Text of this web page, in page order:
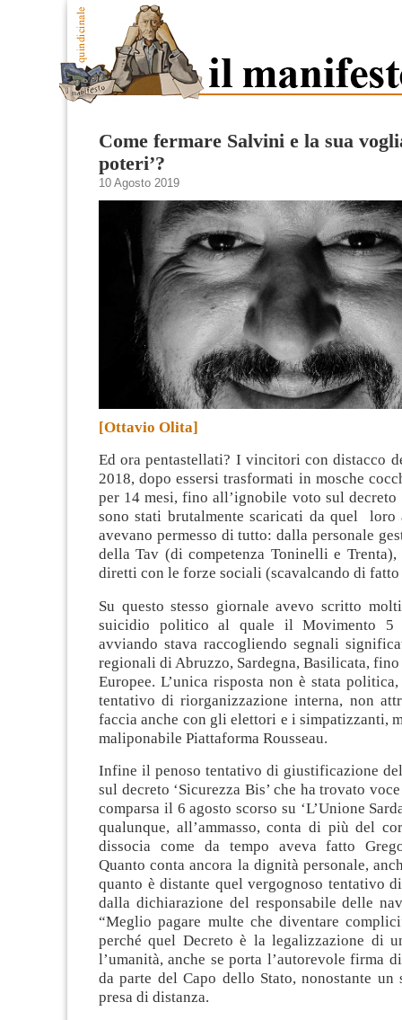
Come fermare Salvini e la sua
poteri’?
10 Agosto 2019
[Ottavio Olita]
Ed ora pentastellati? I vincitori con distacco
2018, dopo essersi trasformati in mosche
per 14 mesi, fino all’ignobile voto sul decreto
sono stati brutalmente scaricati da quel loro
avevano permesso di tutto: dalla personale
della Tav (di competenza Toninelli e
diretti con le forze sociali (scavalcando di fatto
Su questo stesso giornale avevo scritto
suicidio politico al quale il Movimento 5
avviando stava raccogliendo segnali
regionali di Abruzzo, Sardegna, Basilicata,
Europee. L’unica risposta non è stata
tentativo di riorganizzazione interna, non
faccia anche con gli elettori e i simpatizzanti,
maliponabile Piattaforma Rousseau.
Infine il penoso tentativo di giustificazione
sul decreto ‘Sicurezza Bis’ che ha trovato
comparsa il 6 agosto scorso su ‘L’Unione
qualunque, all’ammasso, conta di più del
dissocia come da tempo aveva fatto
Quanto conta ancora la dignità personale,
quanto è distante quel vergognoso tentativo
dalla dichiarazione del responsabile delle
“Meglio pagare multe che diventare
perché quel Decreto è la legalizzazione di
l’umanità, anche se porta l’autorevole firma
da parte del Capo dello Stato, nonostante
presa di distanza.